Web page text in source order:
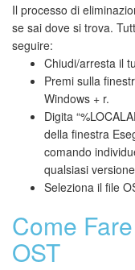
Il processo di
se sai dove si trova.
seguire:
Chiudi/arresta il
Premi sulla
Windows + r.
Digita
della finestra
comando
qualsiasi
Seleziona il file
Come
OST